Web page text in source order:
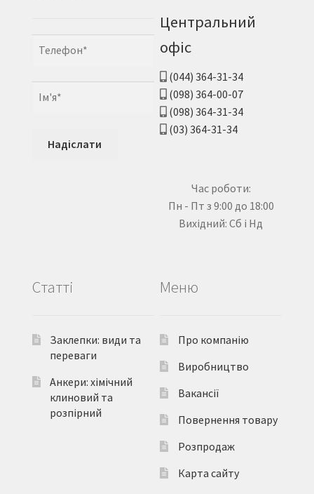
Центральний
офіс
(044) 364-31-34
(098) 364-00-07
(098) 364-31-34
(03) 364-31-34
Час роботи:
Пн - Пт з 9:00 до 18:00
Вихідний: Сб і Нд
Статті
Заклепки: види та
переваги
Анкери: хімічний
клиновий та
розпірний
Меню
Про компанію
Виробництво
Вакансії
Повернення товару
Розпродаж
Карта сайту